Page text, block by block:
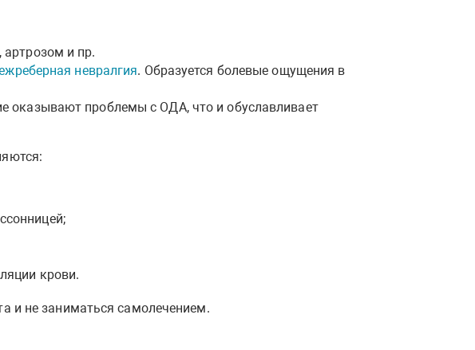
и пр.
невралгия. Образуется болевые ощущения в
оказывают проблемы с ОДА, что и обуславливает
крови.
и не заниматься самолечением.